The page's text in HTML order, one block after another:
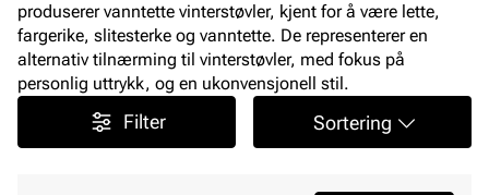
produserer vanntette vinterstøvler, kjent for å være lette,
fargerike, slitesterke og vanntette. De representerer en
alternativ tilnærming til vinterstøvler, med fokus på
personlig uttrykk, og en ukonvensjonell stil.
Filter Sortering